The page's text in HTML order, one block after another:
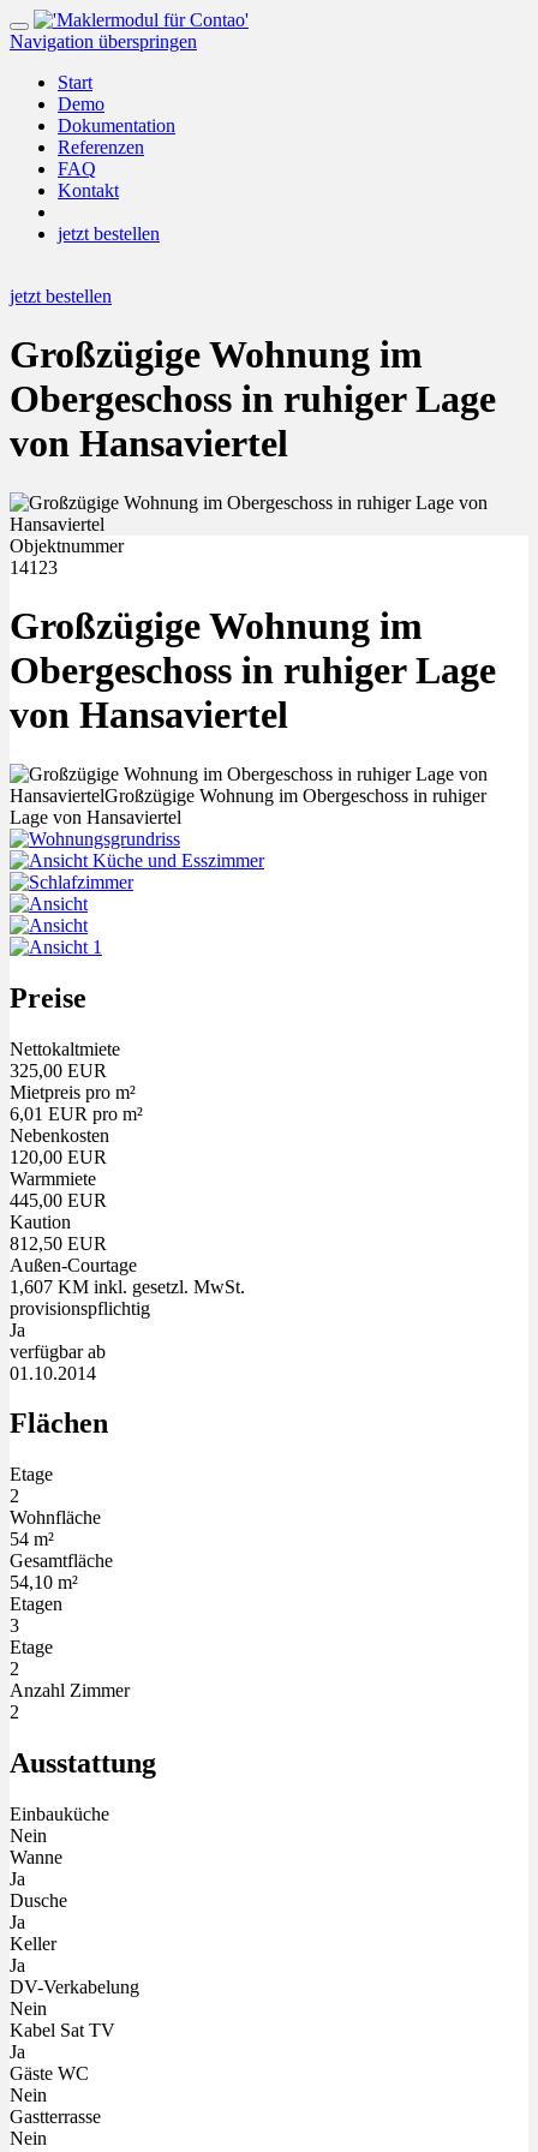
Navigation überspringen
Start
Demo
Dokumentation
Referenzen
FAQ
Kontakt
jetzt bestellen
jetzt bestellen
Großzügige Wohnung im
Obergeschoss in ruhiger Lage
von Hansaviertel
Objektnummer
14123
Großzügige Wohnung im
Obergeschoss in ruhiger Lage
von Hansaviertel
Preise
Nettokaltmiete
325,00 EUR
Mietpreis pro m²
6,01 EUR pro m²
Nebenkosten
120,00 EUR
Warmmiete
445,00 EUR
Kaution
812,50 EUR
Außen-Courtage
1,607 KM inkl. gesetzl. MwSt.
provisionspflichtig
Ja
verfügbar ab
01.10.2014
Flächen
Etage
2
Wohnfläche
54 m²
Gesamtfläche
54,10 m²
Etagen
3
Etage
2
Anzahl Zimmer
2
Ausstattung
Einbauküche
Nein
Wanne
Ja
Dusche
Ja
Keller
Ja
DV-Verkabelung
Nein
Kabel Sat TV
Ja
Gäste WC
Nein
Gastterrasse
Nein